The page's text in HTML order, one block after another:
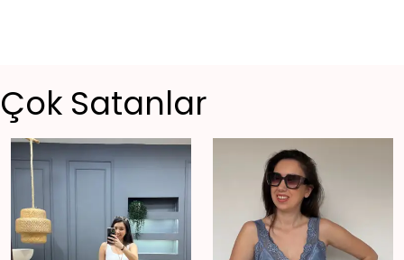
Çok Satanlar